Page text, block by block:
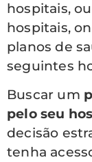
hospitais,
hospitais,
planos de
seguintes
Buscar um
pelo seu
decisão
tenha